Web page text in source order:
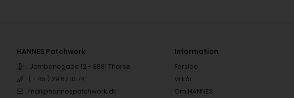
HANNES Patchwork
Jernbanegade 12 - 8881 Thorsø
( +45 ) 29 87 10 74
mail@hannespatchwork.dk
Information
Forside
Vilkår
Om HANNES